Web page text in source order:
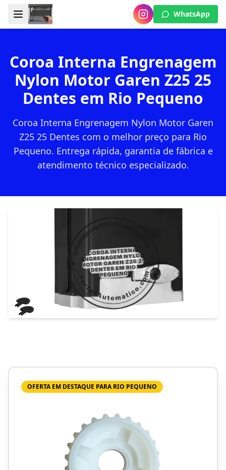
WhatsApp
Coroa Interna Engrenagem
Nylon Motor Garen Z25 25
Dentes em Rio Pequeno
Coroa Interna Engrenagem Nylon Motor Garen
Z25 25 Dentes com o melhor preço para Rio
Pequeno. Entrega rápida, garantia de fábrica e
atendimento técnico especializado.
OFERTA EM DESTAQUE PARA RIO PEQUENO